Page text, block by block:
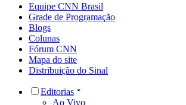
Equipe CNN Brasil
Grade de Programação
Blogs
Colunas
Fórum CNN
Mapa do site
Distribuição do Sinal
Editorias
Ao Vivo